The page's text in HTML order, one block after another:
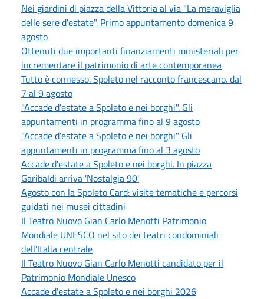
Nei giardini di piazza della Vittoria al via "La meraviglia
delle sere d'estate". Primo appuntamento domenica 9
agosto
Ottenuti due importanti finanziamenti ministeriali per
incrementare il patrimonio di arte contemporanea
Tutto è connesso. Spoleto nel racconto francescano. dal
7 al 9 agosto
"Accade d'estate a Spoleto e nei borghi". Gli
appuntamenti in programma fino al 9 agosto
"Accade d'estate a Spoleto e nei borghi" Gli
appuntamenti in programma fino al 3 agosto
Accade d'estate a Spoleto e nei borghi. In piazza
Garibaldi arriva 'Nostalgia 90'
Agosto con la Spoleto Card: visite tematiche e percorsi
guidati nei musei cittadini
Il Teatro Nuovo Gian Carlo Menotti Patrimonio
Mondiale UNESCO nel sito dei teatri condominiali
dell'Italia centrale
Il Teatro Nuovo Gian Carlo Menotti candidato per il
Patrimonio Mondiale Unesco
Accade d'estate a Spoleto e nei borghi 2026